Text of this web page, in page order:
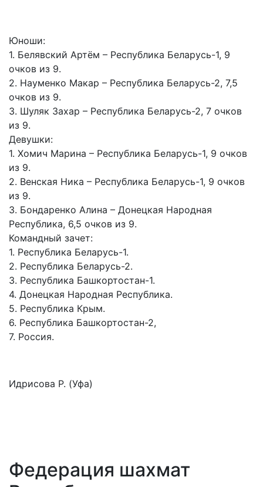
Юноши:
1. Белявский Артём – Республика Беларусь-1, 9
очков из 9.
2. Науменко Макар – Республика Беларусь-2, 7,5
очков из 9.
3. Шуляк Захар – Республика Беларусь-2, 7 очков
из 9.
Девушки:
1. Хомич Марина – Республика Беларусь-1, 9 очков
из 9.
2. Венская Ника – Республика Беларусь-1, 9 очков
из 9.
3. Бондаренко Алина – Донецкая Народная
Республика, 6,5 очков из 9.
Командный зачет:
1. Республика Беларусь-1.
2. Республика Беларусь-2.
3. Республика Башкортостан-1.
4. Донецкая Народная Республика.
5. Республика Крым.
6. Республика Башкортостан-2,
7. Россия.
Идрисова Р. (Уфа)
Федерация шахмат